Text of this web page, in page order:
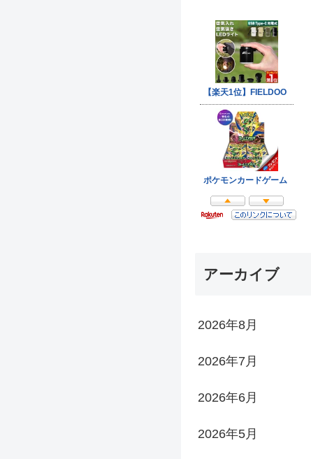
アーカイブ
2026年8月
2026年7月
2026年6月
2026年5月